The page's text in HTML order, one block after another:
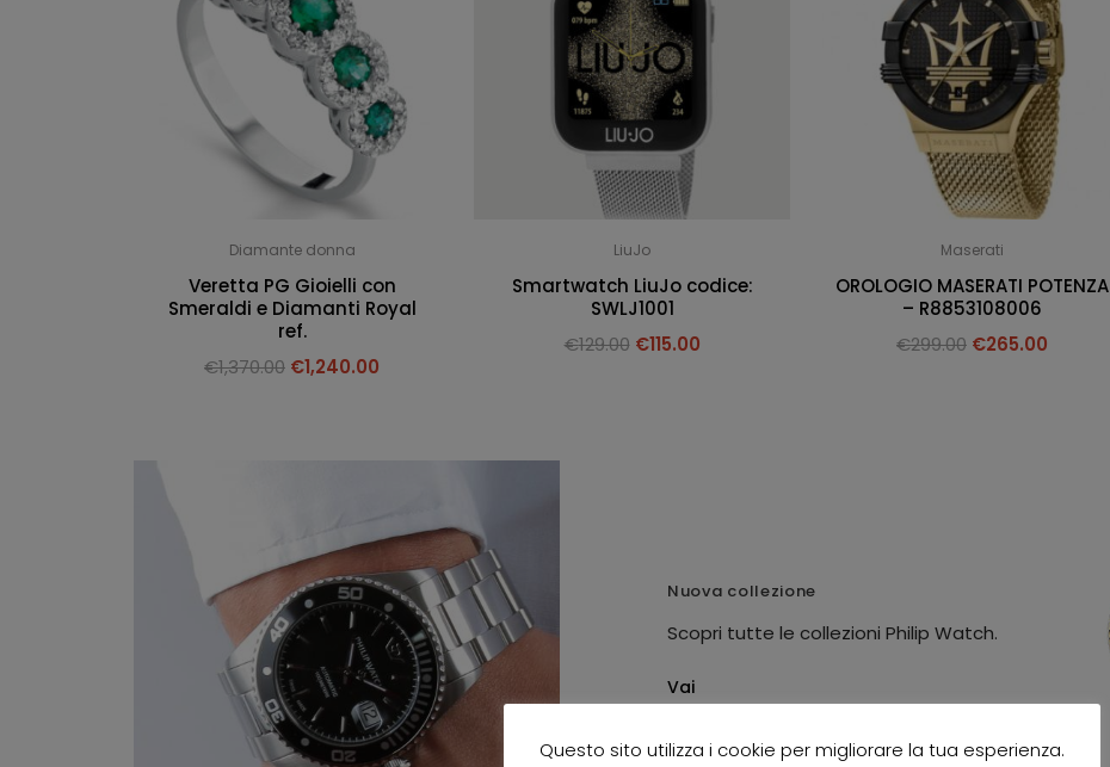
Diamante donna
Veretta PG Gioielli con
Smeraldi e Diamanti Royal
ref.
€1,370.00 €1,240.00
LiuJo
Smartwatch LiuJo codice:
SWLJ1001
€129.00 €115.00
Maserati
OROLOGIO MASERATI POTENZA
– R8853108006
€299.00 €265.00
Nuova collezione
Scopri tutte le collezioni Philip Watch.
Vai
Questo sito utilizza i cookie per migliorare la tua esperienza.